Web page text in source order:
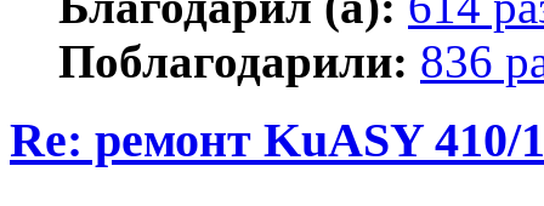
Поблагодарили: 836
Re: ремонт KuASY 410/